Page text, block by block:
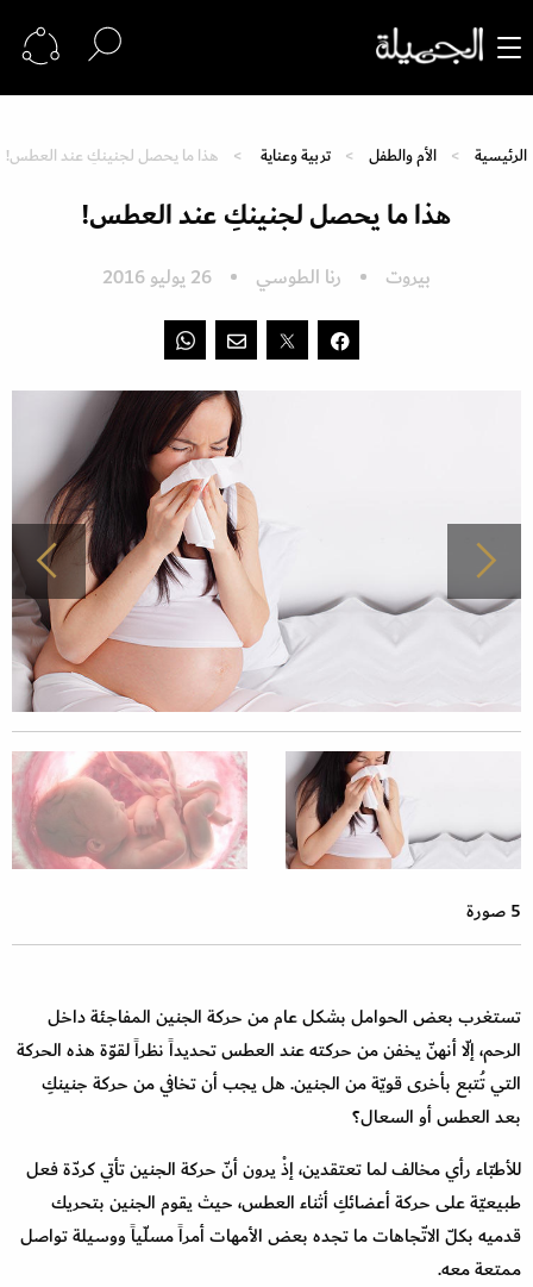
الرئيسية الأم والطفل تربية وعناية هذا ما يحصل لجنينكِ عند العطس!
هذا ما يحصل لجنينكِ عند العطس!
بيروت رنا الطوسي 26 يوليو 2016
5 صورة
تستغرب بعض الحوامل بشكل عام من حركة الجنين المفاجئة داخل
الرحم، إلّا أنهنّ يخفن من حركته عند العطس تحديداً نظراً لقوّة هذه الحركة
التي تُتبع بأخرى قويّة من الجنين. هل يجب أن تخافي من حركة جنينكِ
بعد العطس أو السعال؟
للأطبّاء رأي مخالف لما تعتقدين، إذْ يرون أنّ حركة الجنين تأتي كردّة فعل
طبيعيّة على حركة أعضائكِ أثناء العطس، حيث يقوم الجنين بتحريك
قدميه بكلّ الاتّجاهات ما تجده بعض الأمهات أمراً مسلّياً ووسيلة تواصل
ممتعة معه.